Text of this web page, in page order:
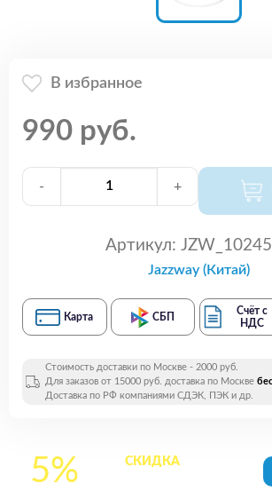
В избранное
990 руб.
- +
Артикул:
Jazzway (Китай)
Карта СБП
Счёт с
НДС
Стоимость доставки по Москве - 2000 руб.
Для заказов от 15000 руб. доставка по Москве
Доставка по РФ компаниями СДЭК, ПЭК и др.
5% СКИДКАна все